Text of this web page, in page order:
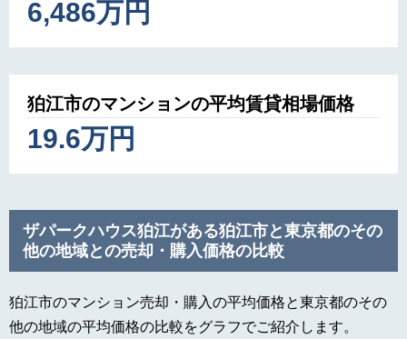
6,486万円
狛江市のマンションの平均賃貸相場価格
19.6万円
ザパークハウス狛江がある狛江市と東京都のその
他の地域との売却・購入価格の比較
狛江市のマンション売却・購入の平均価格と東京都のその
他の地域の平均価格の比較をグラフでご紹介します。